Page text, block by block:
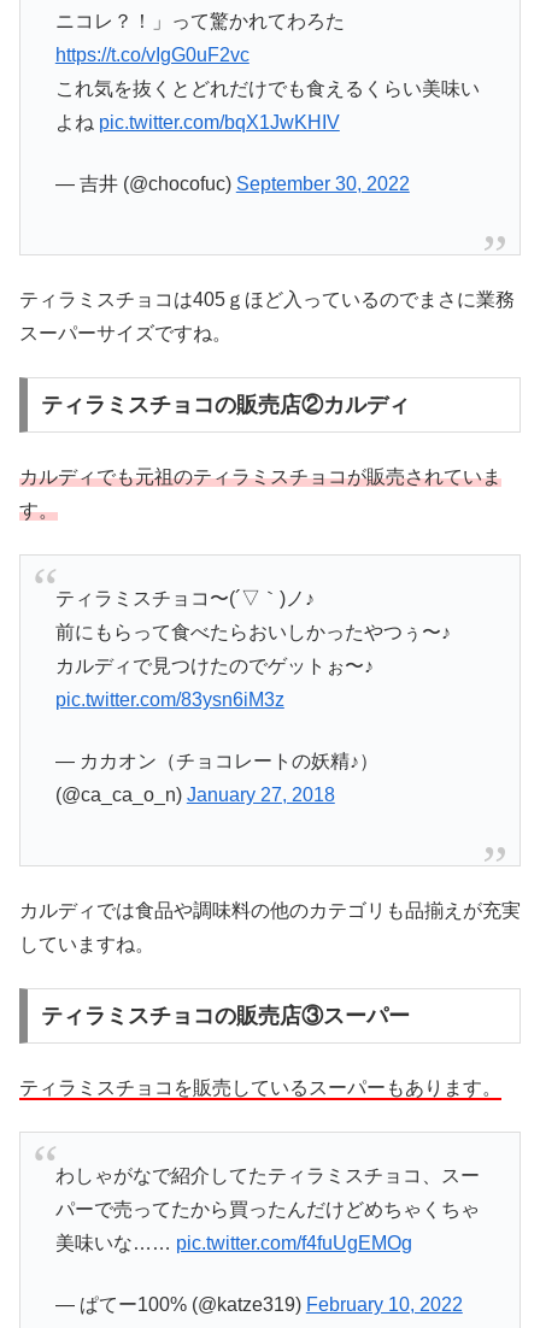
ニコレ？！」って驚かれてわろた
https://t.co/vIgG0uF2vc
これ気を抜くとどれだけでも食えるくらい美味い
よね pic.twitter.com/bqX1JwKHIV
— 吉井 (@chocofuc) September 30, 2022
ティラミスチョコは405ｇほど入っているのでまさに業務
スーパーサイズですね。
ティラミスチョコの販売店②カルディ
カルディでも元祖のティラミスチョコが販売されていま
す。
ティラミスチョコ〜(´▽｀)ノ♪
前にもらって食べたらおいしかったやつぅ〜♪
カルディで見つけたのでゲットぉ〜♪
pic.twitter.com/83ysn6iM3z
— カカオン（チョコレートの妖精♪）
(@ca_ca_o_n) January 27, 2018
カルディでは食品や調味料の他のカテゴリも品揃えが充実
していますね。
ティラミスチョコの販売店③スーパー
ティラミスチョコを販売しているスーパーもあります。
わしゃがなで紹介してたティラミスチョコ、スー
パーで売ってたから買ったんだけどめちゃくちゃ
美味いな…… pic.twitter.com/f4fuUgEMOg
— ぱてー100% (@katze319) February 10, 2022